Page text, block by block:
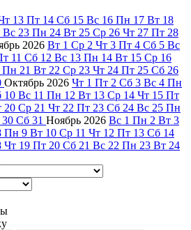
13 Пт 14 Сб 15 Вс 16 Пн 17 Вт 18
Вс 23 Пн 24 Вт 25 Ср 26 Чт 27 Пт 28
2026 Вт 1 Ср 2 Чт 3 Пт 4 Сб 5 Вс
11 Сб 12 Вс 13 Пн 14 Вт 15 Ср 16
Пн 21 Вт 22 Ср 23 Чт 24 Пт 25 Сб 26
Октябрь 2026 Чт 1 Пт 2 Сб 3 Вс 4 Пн
10 Вс 11 Пн 12 Вт 13 Ср 14 Чт 15 Пт
20 Ср 21 Чт 22 Пт 23 Сб 24 Вс 25 Пн
30 Сб 31 Ноябрь 2026 Вс 1 Пн 2 Вт 3
Пн 9 Вт 10 Ср 11 Чт 12 Пт 13 Сб 14
Чт 19 Пт 20 Сб 21 Вс 22 Пн 23 Вт 24